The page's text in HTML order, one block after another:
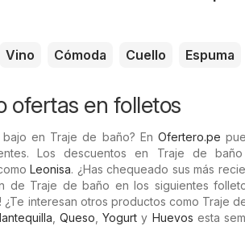
Vino Cómoda Cuello Espuma
ofertas en folletos
en Traje de baño? En Ofertero.pe
Los descuentos en Traje de baño
Leonisa. ¿Has chequeado sus más
de Traje de baño en los siguientes
interesan otros productos como Traje
Queso ,Yogurt y Huevos esta